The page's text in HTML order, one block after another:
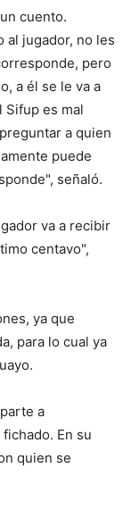
cuento.
al jugador, no les
pero
a él se le va a
Sifup es mal
a quien
puede
señaló.
va a recibir
centavo",
ya que
para lo cual ya
a
En su
quien se